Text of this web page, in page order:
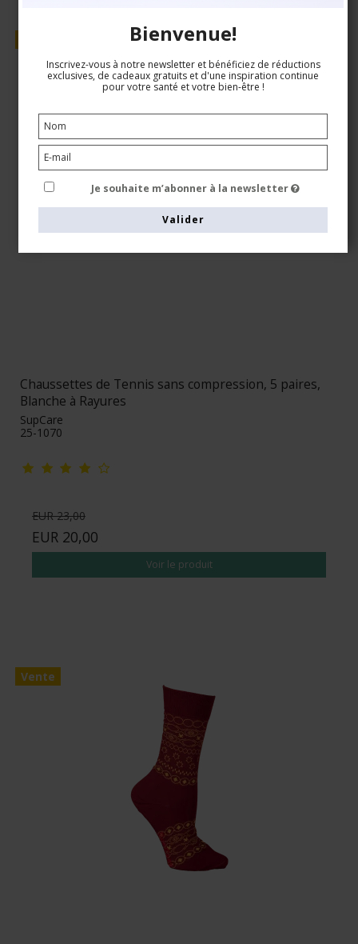
Chaussettes de Tennis sans compression, 5 paires,
Blanche à Rayures
SupCare
25-1070
EUR 23,00
EUR 20,00
Voir le produit
Vente
Bienvenue!
Inscrivez-vous à notre newsletter et bénéficiez de réductions
exclusives, de cadeaux gratuits et d'une inspiration continue
pour votre santé et votre bien-être !
Je souhaite m’abonner à la newsletter
Valider